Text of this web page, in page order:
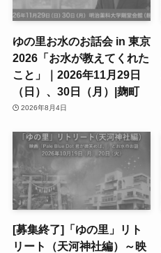
ゆの里お水のお話会 in 東京
2026「お水が教えてくれた
こと」｜2026年11月29日
（日）、30日（月）|麹町
2026年8月4日
[募集終了]「ゆの里」リト
リート（天河神社編）～映